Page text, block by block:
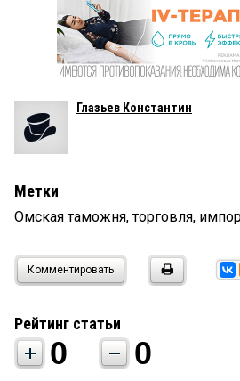
Глазьев Константин
Метки
Омская таможня,торговля,
Комментировать
Рейтинг статьи
0 0